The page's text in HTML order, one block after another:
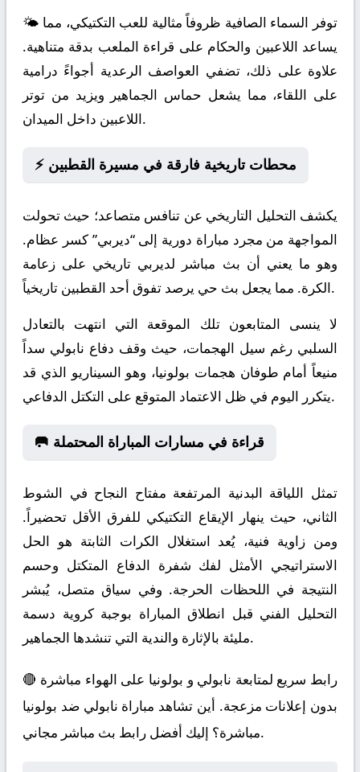
🌤️ توفر السماء الصافية ظروفاً مثالية للعب التكتيكي، مما
يساعد اللاعبين والحكام على قراءة الملعب بدقة متناهية.
علاوة على ذلك، تضفي العواصف الرعدية أجواءً درامية
على اللقاء، مما يشعل حماس الجماهير ويزيد من توتر
اللاعبين داخل الميدان.
⚡ محطات تاريخية فارقة في مسيرة القطبين
يكشف التحليل التاريخي عن تنافس متصاعد؛ حيث تحولت
المواجهة من مجرد مباراة دورية إلى “ديربي” كسر عظام.
وهو ما يعني أن بث مباشر لديربي تاريخي على زعامة
الكرة. مما يجعل بث حي يرصد تفوق أحد القطبين تاريخياً.
لا ينسى المتابعون تلك الموقعة التي انتهت بالتعادل
السلبي رغم سيل الهجمات، حيث وقف دفاع نابولي سداً
منيعاً أمام طوفان هجمات بولونيا، وهو السيناريو الذي قد
يتكرر اليوم في ظل الاعتماد المتوقع على التكتل الدفاعي.
🥅 قراءة في مسارات المباراة المحتملة
تمثل اللياقة البدنية المرتفعة مفتاح النجاح في الشوط
الثاني، حيث ينهار الإيقاع التكتيكي للفرق الأقل تحضيراً.
ومن زاوية فنية، يُعد استغلال الكرات الثابتة هو الحل
الاستراتيجي الأمثل لفك شفرة الدفاع المتكتل وحسم
النتيجة في اللحظات الحرجة. وفي سياق متصل، يُبشر
التحليل الفني قبل انطلاق المباراة بوجبة كروية دسمة
مليئة بالإثارة والندية التي تنشدها الجماهير.
🔴 رابط سريع لمتابعة نابولي و بولونيا على الهواء مباشرة
بدون إعلانات مزعجة. أين تشاهد مباراة نابولي ضد بولونيا
مباشرة؟ إليك أفضل رابط بث مباشر مجاني.